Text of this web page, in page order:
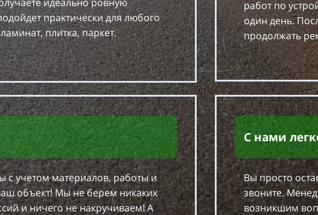
практически для любого
плитка, паркет.
работ по
один день.
продолжать
с учетом материалов, работы и
объект! Мы не берем никаких
и ничего не накручиваем! А
С нами
Вы просто
звоните.
возникшим